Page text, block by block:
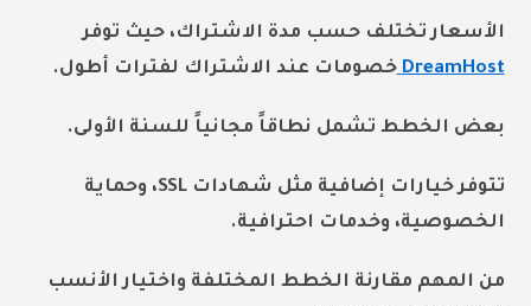
الأسعار تختلف حسب مدة الاشتراك، حيث توفر
DreamHost خصومات عند الاشتراك لفترات أطول.
بعض الخطط تشمل نطاقاً مجانياً للسنة الأولى.
تتوفر خيارات إضافية مثل شهادات SSL، وحماية
الخصوصية، وخدمات احترافية.
من المهم مقارنة الخطط المختلفة واختيار الأنسب